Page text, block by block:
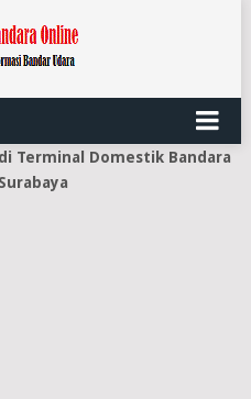
Terminal Domestik Bandara